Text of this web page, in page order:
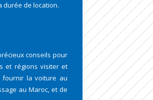
durée de location.
conseils pour
et régions visiter et
fournir la voiture au
au Maroc, et de